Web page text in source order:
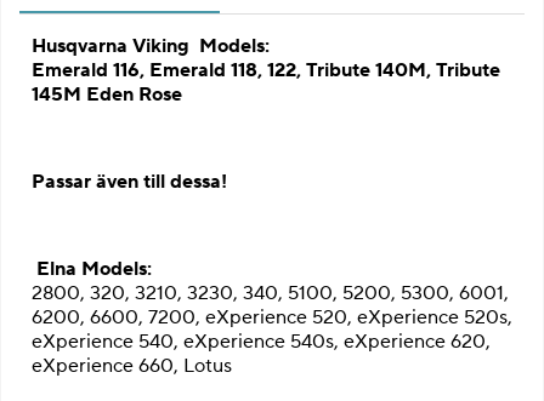
Husqvarna Viking Models:
Emerald 116, Emerald 118, 122, Tribute 140M, Tribute
145M Eden Rose
Passar även till dessa!
Elna Models:
2800, 320, 3210, 3230, 340, 5100, 5200, 5300, 6001,
6200, 6600, 7200, eXperience 520, eXperience 520s,
eXperience 540, eXperience 540s, eXperience 620,
eXperience 660, Lotus